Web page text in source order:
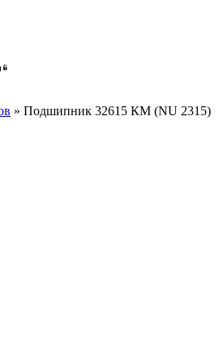
» Подшипник 32615 КМ (NU 2315)